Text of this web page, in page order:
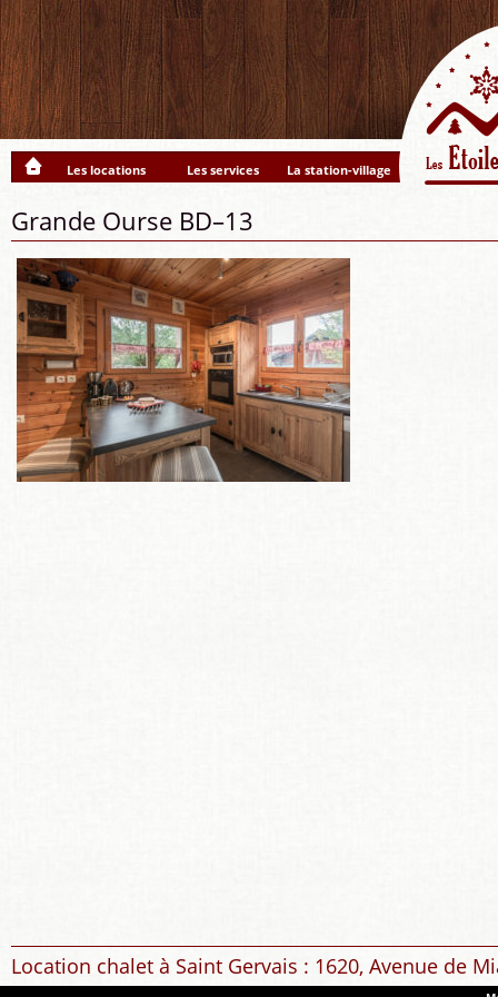
Les locations Les services La station-village
Grande Ourse BD–13
Location chalet à Saint Gervais : 1620, Avenue de